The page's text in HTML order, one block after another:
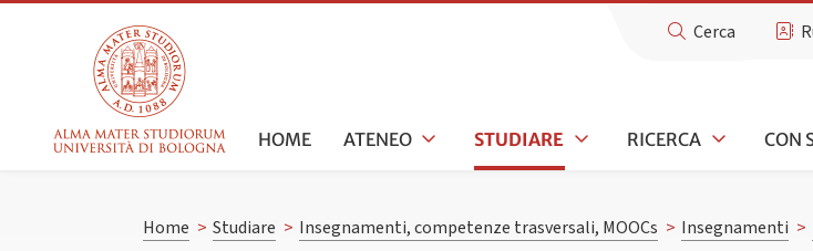
Cerca
HOME ATENEO STUDIARE RICERCA CON
Home > Studiare > Insegnamenti, competenze trasversali, MOOCs > Insegnamenti >